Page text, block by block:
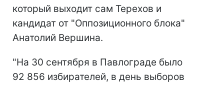
который выходит сам Терехов и
кандидат от "Оппозиционного блока"
Анатолий Вершина.
"На 30 сентября в Павлограде было
92 856 избирателей, в день выборов